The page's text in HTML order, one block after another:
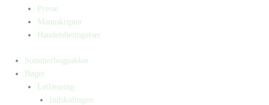
Presse
Manuskripter
Handelsbetingelser
Sommerbogpakker
Bøger
Letlæsning
Indskolingen